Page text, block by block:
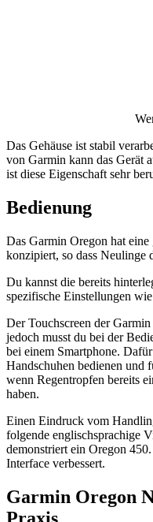
Das Gehäuse ist stabil
von Garmin kann das Gerät
ist diese Eigenschaft sehr
Bedienung
Das Garmin Oregon hat
konzipiert, so dass Neulinge
Du kannst die bereits
spezifische Einstellungen
Der Touchscreen der
jedoch musst du bei der
bei einem Smartphone.
Handschuhen bedienen und
wenn Regentropfen bereits
haben.
Einen Eindruck vom
folgende englischsprachige
demonstriert ein Oregon
Interface verbessert.
Garmin Oregon
Praxis